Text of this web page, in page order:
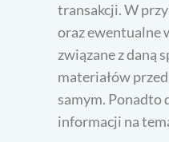
transakcji. W
oraz ewentualne
związane z daną
materiałów
samym. Ponadto
informacji na